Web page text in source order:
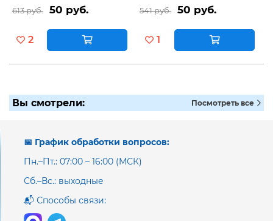
613 руб. 50 руб.
2
541 руб. 50 руб.
1
Вы смотрели: Посмотреть все
📅 График обработки вопросов:
Пн.–Пт.: 07:00 – 16:00 (МСК)
Сб.–Вс.: выходные
📬 Способы связи: